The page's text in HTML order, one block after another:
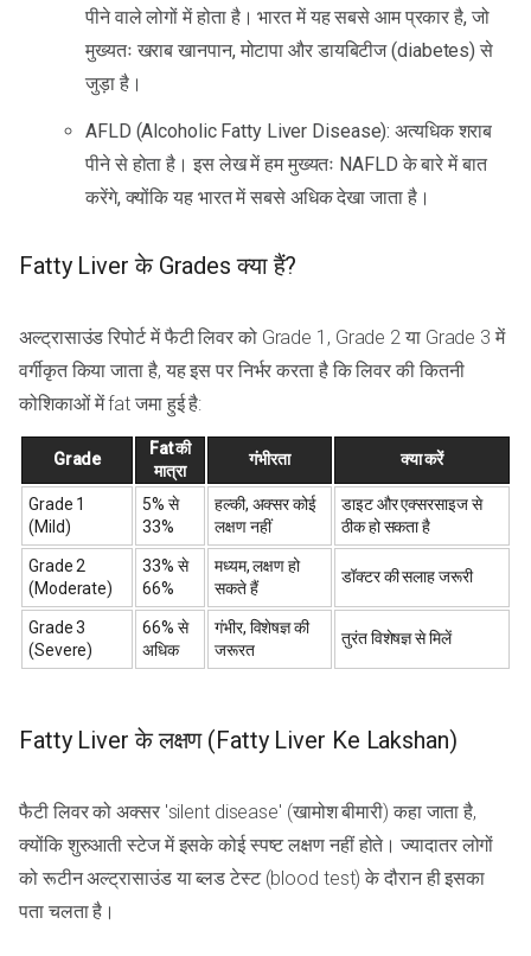
पीने वाले लोगों में होता है। भारत में यह सबसे आम प्रकार है, जो
मुख्यतः खराब खानपान, मोटापा और डायबिटीज (diabetes) से
जुड़ा है।
AFLD (Alcoholic Fatty Liver Disease): अत्यधिक शराब
पीने से होता है। इस लेख में हम मुख्यतः NAFLD के बारे में बात
करेंगे, क्योंकि यह भारत में सबसे अधिक देखा जाता है।
Fatty Liver के Grades क्या हैं?
अल्ट्रासाउंड रिपोर्ट में फैटी लिवर को Grade 1, Grade 2 या Grade 3 में
वर्गीकृत किया जाता है, यह इस पर निर्भर करता है कि लिवर की कितनी
कोशिकाओं में fat जमा हुई है:
Grade
Fat की
मात्रा
गंभीरता क्या करें
Grade 1
(Mild)
5% से
33%
हल्की, अक्सर कोई
लक्षण नहीं
डाइट और एक्सरसाइज से
ठीक हो सकता है
Grade 2
(Moderate)
33% से
66%
मध्यम, लक्षण हो
सकते हैं
डॉक्टर की सलाह जरूरी
Grade 3
(Severe)
66% से
अधिक
गंभीर, विशेषज्ञ की
जरूरत
तुरंत विशेषज्ञ से मिलें
Fatty Liver के लक्षण (Fatty Liver Ke Lakshan)
फैटी लिवर को अक्सर 'silent disease' (खामोश बीमारी) कहा जाता है,
क्योंकि शुरुआती स्टेज में इसके कोई स्पष्ट लक्षण नहीं होते। ज्यादातर लोगों
को रूटीन अल्ट्रासाउंड या ब्लड टेस्ट (blood test) के दौरान ही इसका
पता चलता है।